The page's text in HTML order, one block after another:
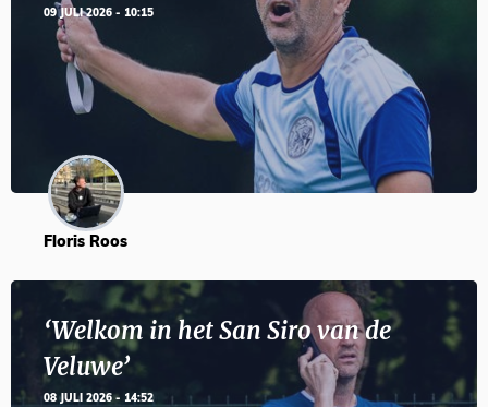
09 JULI 2026 - 10:15
Floris Roos
‘Welkom in het San Siro van de
Veluwe’
08 JULI 2026 - 14:52